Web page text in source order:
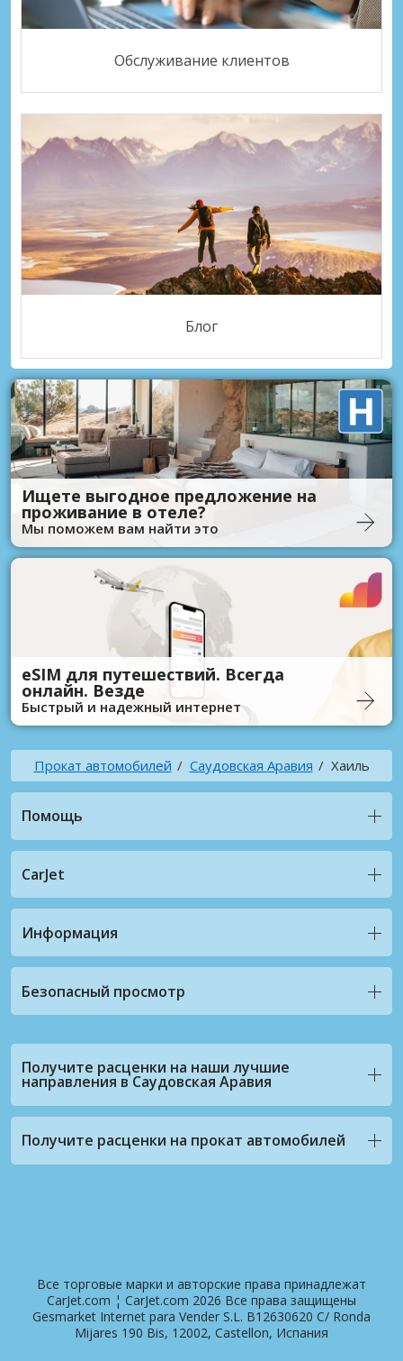
Обслуживание клиентов
Блог
Ищете выгодное предложение на
проживание в отеле?
Мы поможем вам найти это
eSIM для путешествий. Всегда
онлайн. Везде
Быстрый и надежный интернет
Прокат автомобилей Саудовская Аравия Хаиль
Помощь
CarJet
Информация
Безопасный просмотр
Получите расценки на наши лучшие
направления в Саудовская Аравия
Получите расценки на прокат автомобилей
Все торговые марки и авторские права принадлежат
CarJet.com ¦ CarJet.com 2026 Все права защищены
Gesmarket Internet para Vender S.L. B12630620 C/ Ronda
Mijares 190 Bis, 12002, Castellon, Испания